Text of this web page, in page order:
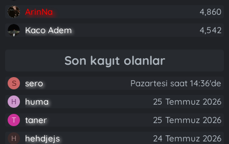
ArinNa
4,860
Kaco Adem
4,542
Son kayıt olanlar
S sero Pazartesi saat 14:36'de
H huma 25 Temmuz 2026
T taner 25 Temmuz 2026
H hehdjejs
24 Temmuz 2026